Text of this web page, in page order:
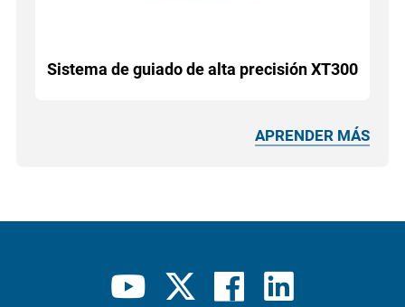
Sistema de guiado de alta precisión XT300
APRENDER MÁS